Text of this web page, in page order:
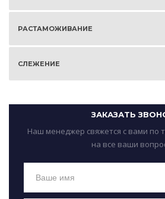
РАСТАМОЖИВАНИЕ
СЛЕЖЕНИЕ
ЗАКАЗАТЬ
Наш менеджер свяжется с вами по
на все ваши